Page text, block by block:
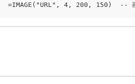
=IMAGE("URL", 4, 200, 150)  -- 画